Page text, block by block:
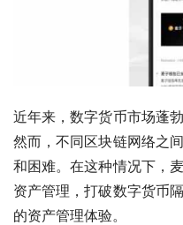
近年来，数字货币市场蓬
然而，不同区块链网络之
和困难。在这种情况下，
资产管理，打破数字货币
的资产管理体验。